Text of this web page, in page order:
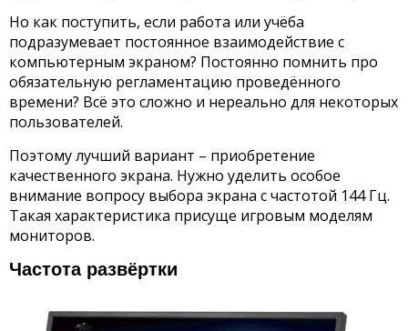
Но как поступить, если работа или учёба
подразумевает постоянное взаимодействие с
компьютерным экраном? Постоянно помнить про
обязательную регламентацию проведённого
времени? Всё это сложно и нереально для некоторых
пользователей.
Поэтому лучший вариант – приобретение
качественного экрана. Нужно уделить особое
внимание вопросу выбора экрана с частотой 144 Гц.
Такая характеристика присуще игровым моделям
мониторов.
Частота развёртки